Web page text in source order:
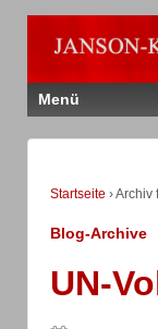
Menü
Startseite ›Archiv
Blog-Archive
UN-